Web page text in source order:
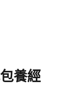
養經